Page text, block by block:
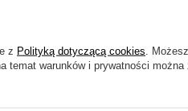
z Polityką dotyczącą cookies .
temat warunków i prywatności